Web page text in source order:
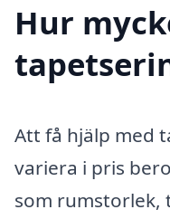
Hur
Att få hjälp med
variera i pris
som rumstorlek,